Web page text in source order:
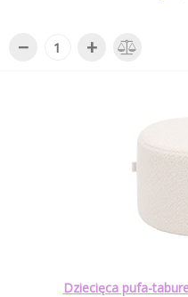
− +
Dziecięca pufa-